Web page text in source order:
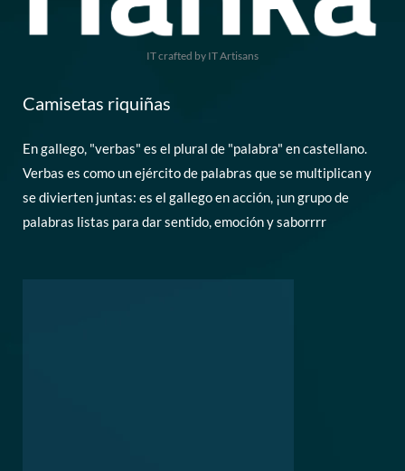
IT crafted by IT Artisans
Camisetas riquiñas
En gallego, "verbas" es el plural de "palabra" en castellano.
Verbas es como un ejército de palabras que se multiplican y
se divierten juntas: es el gallego en acción, ¡un grupo de
palabras listas para dar sentido, emoción y saborrrr